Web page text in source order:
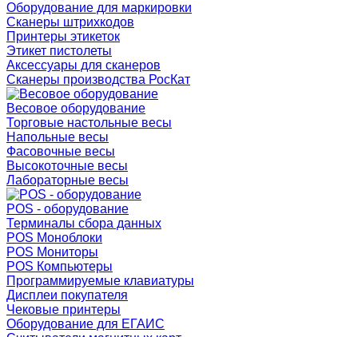
Оборудование для маркировки
Сканеры штрихкодов
Принтеры этикеток
Этикет пистолеты
Аксессуары для сканеров
Сканеры производства РосКат
Весовое оборудование
Торговые настольные весы
Напольные весы
Фасовочные весы
Высокоточные весы
Лабораторные весы
POS - оборудование
Терминалы сбора данных
POS Моноблоки
POS Мониторы
POS Компьютеры
Программируемые клавиатуры
Дисплеи покупателя
Чековые принтеры
Оборудование для ЕГАИС